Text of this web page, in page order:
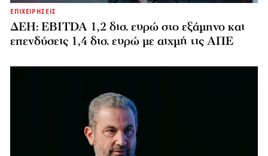
ΕΠΙΧΕΙΡΗΣΕΙΣ
ΔΕΗ: EBITDA 1,2 δισ. ευρώ στο εξάμηνο και
επενδύσεις 1,4 δισ. ευρώ με αιχμή τις ΑΠΕ